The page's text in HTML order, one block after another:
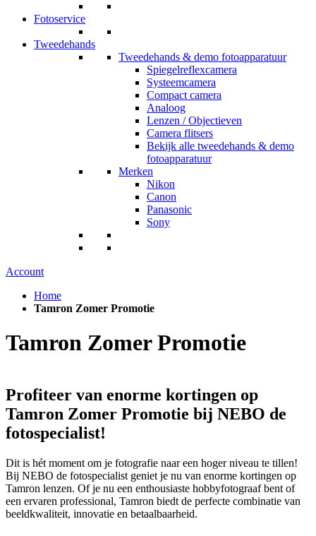
Fotoservice
Tweedehands
Tweedehands & demo fotoapparatuur
Spiegelreflexcamera
Systeemcamera
Compact camera
Analoog
Lenzen / Objectieven
Camera flitsers
Bekijk alle tweedehands & demo
fotoapparatuur
Merken
Nikon
Canon
Panasonic
Sony
Account
Home
Tamron Zomer Promotie
Tamron Zomer Promotie
Profiteer van enorme kortingen op
Tamron Zomer Promotie bij NEBO de
fotospecialist!
Dit is hét moment om je fotografie naar een hoger niveau te tillen!
Bij NEBO de fotospecialist geniet je nu van enorme kortingen op
Tamron lenzen. Of je nu een enthousiaste hobbyfotograaf bent of
een ervaren professional, Tamron biedt de perfecte combinatie van
beeldkwaliteit, innovatie en betaalbaarheid.